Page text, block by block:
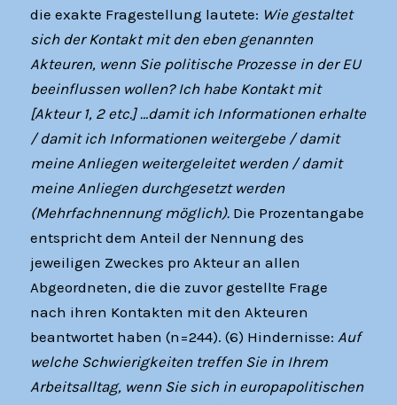
die exakte Fragestellung lautete: Wie gestaltet
sich der Kontakt mit den eben genannten
Akteuren, wenn Sie politische Prozesse in der EU
beeinflussen wollen? Ich habe Kontakt mit
[Akteur 1, 2 etc.] …damit ich Informationen erhalte
/ damit ich Informationen weitergebe / damit
meine Anliegen weitergeleitet werden / damit
meine Anliegen durchgesetzt werden
(Mehrfachnennung möglich).Die Prozentangabe
entspricht dem Anteil der Nennung des
jeweiligen Zweckes pro Akteur an allen
Abgeordneten, die die zuvor gestellte Frage
nach ihren Kontakten mit den Akteuren
beantwortet haben (n=244). (6) Hindernisse: Auf
welche Schwierigkeiten treffen Sie in Ihrem
Arbeitsalltag, wenn Sie sich in europapolitischen